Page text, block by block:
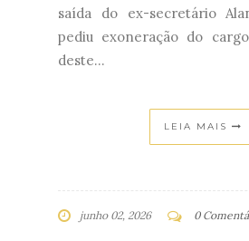
saída do ex-secretário
pediu exoneração do
deste...
LEIA MAIS
junho 02, 2026 0